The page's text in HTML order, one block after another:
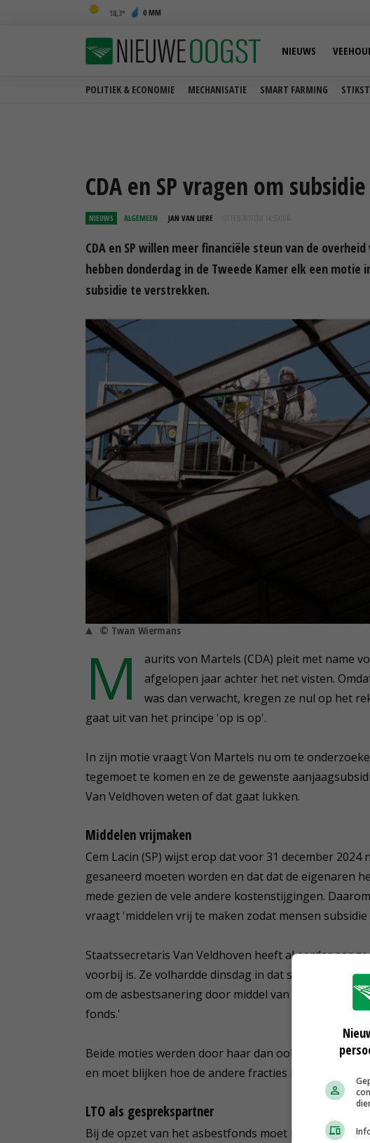
18,3 0 MM
POLITIEK & ECONOMIE MECHANISATIE SMART FARMING
NIEUWS
CDA en SP vragen om
NIEUWS ALGEMEEN JAN VAN LIERE 07 FEB 2019 OM 14:55
CDA en SP willen meer financiële steun van de
hebben donderdag in de Tweede Kamer elk een
subsidie te verstrekken.
© Twan Wiermans
M
aurits von Martels (CDA) pleit met name
afgelopen jaar achter het net visten.
was dan verwacht, kregen ze nul op het
gaat uit van het principe 'op is op'.
In zijn motie vraagt Von Martels nu om te
tegemoet te komen en ze de gewenste
Van Veldhoven weten of dat gaat lukken.
Middelen vrijmaken
Cem Lacin (SP) wijst erop dat voor 31 december
gesaneerd moeten worden en dat dat de eigenaren
mede gezien de vele andere kostenstijgingen.
vraagt 'middelen vrij te maken zodat mensen
Staatssecretaris Van Veldhoven heeft al eerder
voorbij is. Ze volhardde dinsdag in dat standpunt, en
om de asbestsanering door middel van leningen te
fonds.'
Beide moties werden door haar dan ook ontraden.
en moet blijken hoe de andere fracties in de Tweede
LTO als gesprekspartner
Bij de opzet van het asbestfonds moet nadrukkelijk